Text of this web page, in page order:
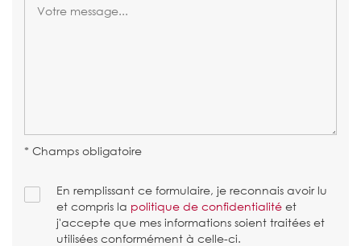
* Champs obligatoire
En remplissant ce formulaire, je reconnais avoir lu
et compris la politique de confidentialité et
j'accepte que mes informations soient traitées et
utilisées conformément à celle-ci.